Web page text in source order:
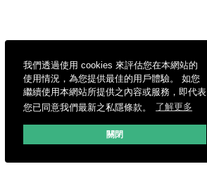
我們透過使用 cookies 來評估您在本網站的
使用情況，為您提供最佳的用戶體驗。 如您
繼續使用本網站所提供之內容或服務，即代表
您已同意我們最新之私隱條款。
了解更多
關閉